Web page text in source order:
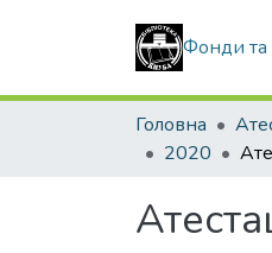
Фонди та
Головна
2020